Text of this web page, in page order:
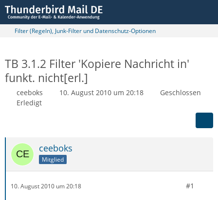
Filter (Regeln), Junk-Filter und Datenschutz-Optionen
TB 3.1.2 Filter 'Kopiere Nachricht in'
funkt. nicht[erl.]
ceeboks 10. August 2010 um 20:18
Geschlossen
Erledigt
ceeboks
Mitglied
10. August 2010 um 20:18 #1